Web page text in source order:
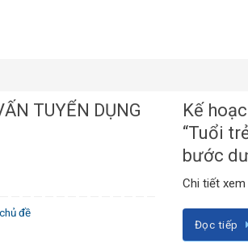
TUYỂN DỤNG
đề
Kế
“Tuổi
bước
Chi tiết
Đọc tiếp